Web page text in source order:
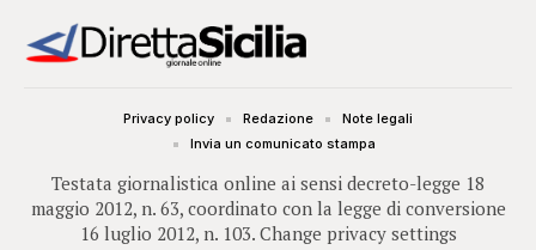
Testata giornalistica online ai sensi decreto-legge 18
maggio 2012, n. 63, coordinato con la legge di conversione
16 luglio 2012, n. 103. Change privacy settings
Privacy policy Redazione
Note legali
Invia un comunicato stampa